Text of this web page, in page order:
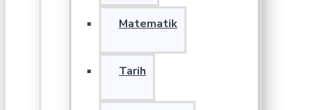
Matematik
Tarih